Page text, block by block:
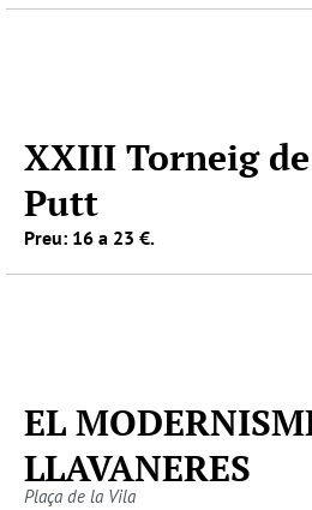
XXIII Torneig
Putt
Preu: 16 a 23 €.
EL
LLAVANERES
Plaça de la Vila